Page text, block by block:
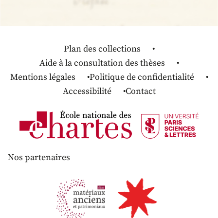
Plan des collections
Aide à la consultation des thèses
Mentions légales
Politique de confidentialité
Accessibilité
Contact
Nos partenaires